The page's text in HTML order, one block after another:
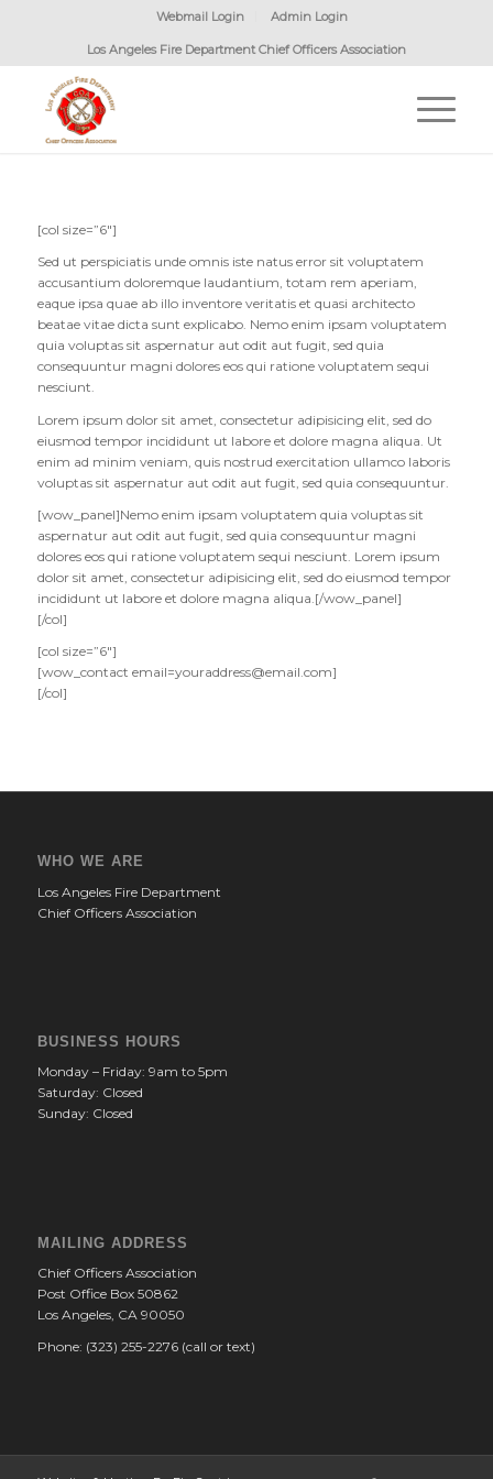
Webmail Login Admin Login
Los Angeles Fire Department Chief Officers Association
[col size=”6″]
Sed ut perspiciatis unde omnis iste natus error sit voluptatem
accusantium doloremque laudantium, totam rem aperiam,
eaque ipsa quae ab illo inventore veritatis et quasi architecto
beatae vitae dicta sunt explicabo. Nemo enim ipsam voluptatem
quia voluptas sit aspernatur aut odit aut fugit, sed quia
consequuntur magni dolores eos qui ratione voluptatem sequi
nesciunt.
Lorem ipsum dolor sit amet, consectetur adipisicing elit, sed do
eiusmod tempor incididunt ut labore et dolore magna aliqua. Ut
enim ad minim veniam, quis nostrud exercitation ullamco laboris
voluptas sit aspernatur aut odit aut fugit, sed quia consequuntur.
[wow_panel]Nemo enim ipsam voluptatem quia voluptas sit
aspernatur aut odit aut fugit, sed quia consequuntur magni
dolores eos qui ratione voluptatem sequi nesciunt. Lorem ipsum
dolor sit amet, consectetur adipisicing elit, sed do eiusmod tempor
incididunt ut labore et dolore magna aliqua.[/wow_panel]
[/col]
[col size=”6″]
[wow_contact email=youraddress@email.com]
[/col]
WHO WE ARE
Los Angeles Fire Department
Chief Officers Association
BUSINESS HOURS
Monday – Friday: 9am to 5pm
Saturday: Closed
Sunday: Closed
MAILING ADDRESS
Chief Officers Association
Post Office Box 50862
Los Angeles, CA 90050
Phone: (323) 255-2276 (call or text)